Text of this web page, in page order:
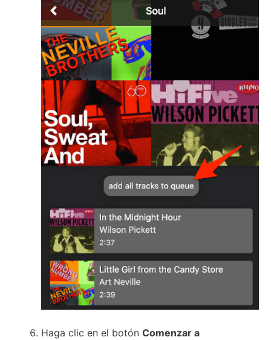
Haga clic en el botón Comenzar a